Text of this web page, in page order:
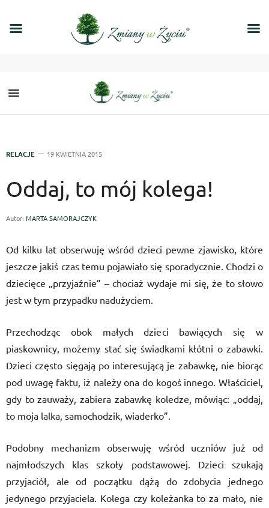
RELACJE 19 KWIETNIA 2015
Oddaj, to mój kolega!
Autor: MARTA SAMORAJCZYK
Od kilku lat obserwuję wśród dzieci pewne zjawisko, które
jeszcze jakiś czas temu pojawiało się sporadycznie. Chodzi o
dziecięce „przyjaźnie” – chociaż wydaje mi się, że to słowo
jest w tym przypadku nadużyciem.
Przechodząc obok małych dzieci bawiących się w
piaskownicy, możemy stać się świadkami kłótni o zabawki.
Dzieci często sięgają po interesującą je zabawkę, nie biorąc
pod uwagę faktu, iż należy ona do kogoś innego. Właściciel,
gdy to zauważy, zabiera zabawkę koledze, mówiąc: „oddaj,
to moja lalka, samochodzik, wiaderko”.
Podobny mechanizm obserwuję wśród uczniów już od
najmłodszych klas szkoły podstawowej. Dzieci szukają
przyjaciół, ale od początku dążą do zdobycia jednego
jedynego przyjaciela. Kolega czy koleżanka to za mało, nie